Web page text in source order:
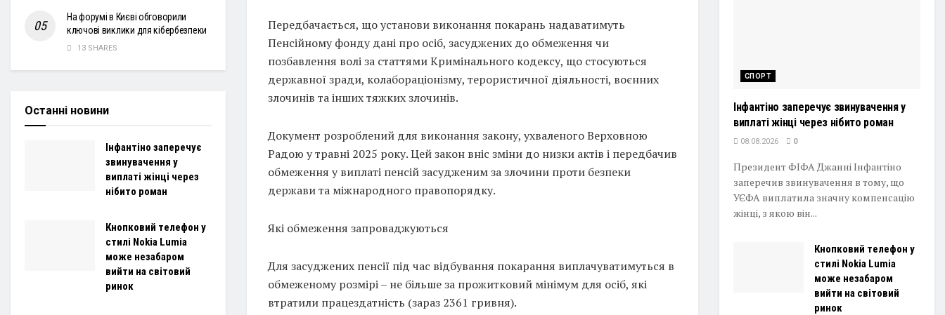
Передбачається, що установи виконання покарань надаватимуть
Пенсійному фонду дані про осіб, засуджених до обмеження чи
позбавлення волі за статтями Кримінального кодексу, що стосуються
державної зради, колабораціонізму, терористичної діяльності, воєнних
злочинів та інших тяжких злочинів.
Документ розроблений для виконання закону, ухваленого Верховною
Радою у травні 2025 року. Цей закон вніс зміни до низки актів і передбачив
обмеження у виплаті пенсій засудженим за злочини проти безпеки
держави та міжнародного правопорядку.
Які обмеження запроваджуються
Для засуджених пенсії під час відбування покарання виплачуватимуться в
обмеженому розмірі – не більше за прожитковий мінімум для осіб, які
втратили працездатність (зараз 2361 гривня).
На форумі в Києві обговорили
ключові виклики для кібербезпеки
13 SHARES
Останні новини
Інфантіно заперечує
звинувачення у
виплаті жінці через
нібито роман
Кнопковий телефон у
стилі Nokia Lumia
може незабаром
вийти на світовий
ринок
СПОРТ
Інфантіно заперечує звинувачення у
виплаті жінці через нібито роман
08.08.2026 0
Президент ФІФА Джанні Інфантіно
заперечив звинувачення в тому, що
УЄФА виплатила значну компенсацію
жінці, з якою він...
Кнопковий телефон у
стилі Nokia Lumia
може незабаром
вийти на світовий
ринок